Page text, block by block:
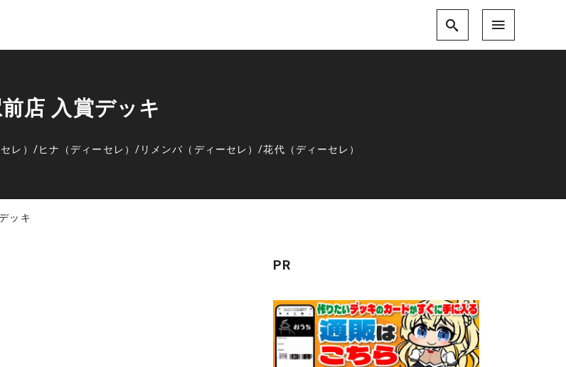
店 入賞デッキ
レ） /ヒナ（ディーセレ） / リメンバ（ディーセレ）/花代（ディーセレ）
ッキ
PR